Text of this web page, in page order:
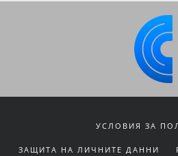
УСЛОВИЯ ЗА
ЗАЩИТА НА ЛИЧНИТЕ ДАННИ